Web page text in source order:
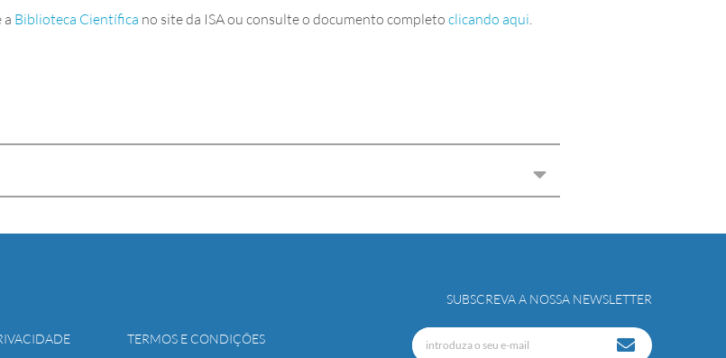
a Biblioteca Científica no site da ISA ou consulte o documento completo clicando aqui.
TERMOS E CONDIÇÕES
SUBSCREVA A NOSSA NEWSLETTER